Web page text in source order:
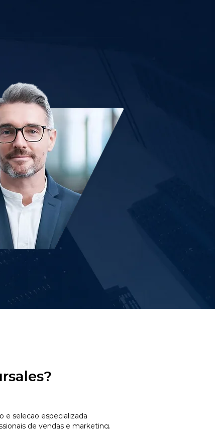
selecao especializada
de vendas e marketing.